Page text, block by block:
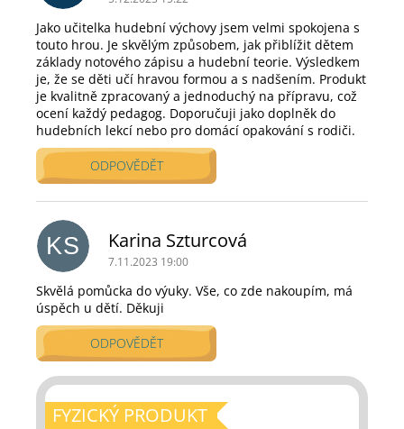
FYZICKÝ PRODUKT
d
i
s
k
u
z
í
Jako učitelka hudební výchovy jsem velmi spokojena s
touto hrou. Je skvělým způsobem, jak přiblížit dětem
základy notového zápisu a hudební teorie. Výsledkem
je, že se děti učí hravou formou a s nadšením. Produkt
je kvalitně zpracovaný a jednoduchý na přípravu, což
ocení každý pedagog. Doporučuji jako doplněk do
hudebních lekcí nebo pro domácí opakování s rodiči.
ODPOVĚDĚT
KS Karina Szturcová
7.11.2023 19:00
Skvělá pomůcka do výuky. Vše, co zde nakoupím, má
úspěch u dětí. Děkuji
ODPOVĚDĚT